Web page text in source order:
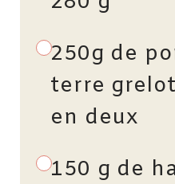
250g de
terre
en deux
150 g de